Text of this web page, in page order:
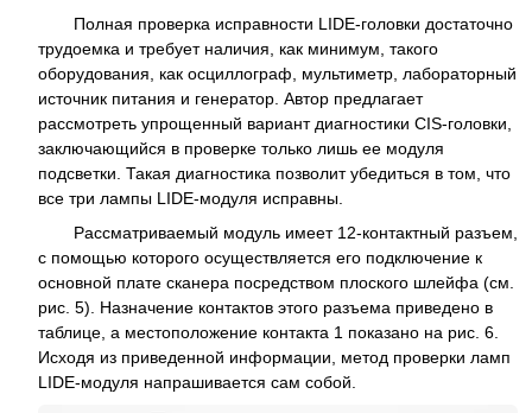
Полная проверка исправности LIDE-головки достаточно
трудоемка и требует наличия, как минимум, такого
оборудования, как осциллограф, мультиметр, лабораторный
источник питания и генератор. Автор предлагает
рассмотреть упрощенный вариант диагностики CIS-головки,
заключающийся в проверке только лишь ее модуля
подсветки. Такая диагностика позволит убедиться в том, что
все три лампы LIDE-модуля исправны.
Рассматриваемый модуль имеет 12-контактный разъем,
с помощью которого осуществляется его подключение к
основной плате сканера посредством плоского шлейфа (см.
рис. 5). Назначение контактов этого разъема приведено в
таблице, а местоположение контакта 1 показано на рис. 6.
Исходя из приведенной информации, метод проверки ламп
LIDE-модуля напрашивается сам собой.